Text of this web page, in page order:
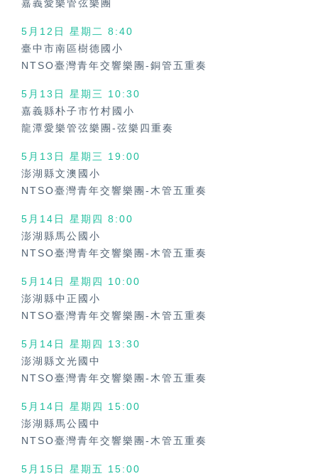
嘉義愛樂管弦樂團
5月12日 星期二 8:40
臺中市南區樹德國小
NTSO臺灣青年交響樂團-銅管五重奏
5月13日 星期三 10:30
嘉義縣朴子市竹村國小
龍潭愛樂管弦樂團-弦樂四重奏
5月13日 星期三 19:00
澎湖縣文澳國小
NTSO臺灣青年交響樂團-木管五重奏
5月14日 星期四 8:00
澎湖縣馬公國小
NTSO臺灣青年交響樂團-木管五重奏
5月14日 星期四 10:00
澎湖縣中正國小
NTSO臺灣青年交響樂團-木管五重奏
5月14日 星期四 13:30
澎湖縣文光國中
NTSO臺灣青年交響樂團-木管五重奏
5月14日 星期四 15:00
澎湖縣馬公國中
NTSO臺灣青年交響樂團-木管五重奏
5月15日 星期五 15:00